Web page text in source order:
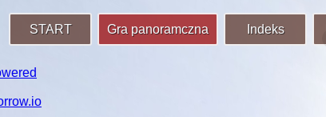
START Gra panoramczna Indeks